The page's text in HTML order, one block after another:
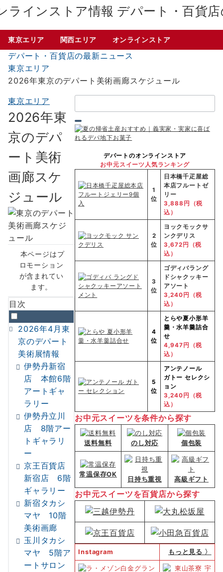
デパート・百貨
東京エリア 関西エリア オンラインストア
デパート・百貨店の最新ニュース
東京エリア
2026年東京のデパート美術画廊スケジュール
東京エリア
2026年東
京のデパ
ート美術
画廊スケ
ジュール
本ページはプ
ロモーション
が含まれてい
ます。
目次
2026年4月東
京のデパート
美術展情報
伊勢丹新宿
店 本館6階
アートギャ
ラリー
伊勢丹立川
店 8階アー
トギャラリ
ー
京王百貨店
新宿店 6階
ギャラリー
新宿タカシ
マヤ 10階
美術画廊
玉川タカシ
マヤ 5階ア
ートサロン
索：
デパートのオンラインストア
お中元スイーツ人気ランキング
1
位
日本橋千疋屋総
本店フルートゼ
リー
3,888円（税
込）
2
位
ヨックモックサ
ンクデリス
3,672円（税
込）
3
位
ゴディバラング
ドシャクッキー
アソート
3,240円（税
込）
4
位
とらや夏小形羊
羹・水羊羹詰合
せ
4,947円（税
込）
5
位
アンテノール
ガトー セレクシ
ョン
3,240円（税
込）
お中元スイーツを条件から探す
送料無料 のし対応 個包装
常温保存OK
日持ち重視 高級ギフト
お中元スイーツを百貨店から探す
Instagram もっと見る 〉